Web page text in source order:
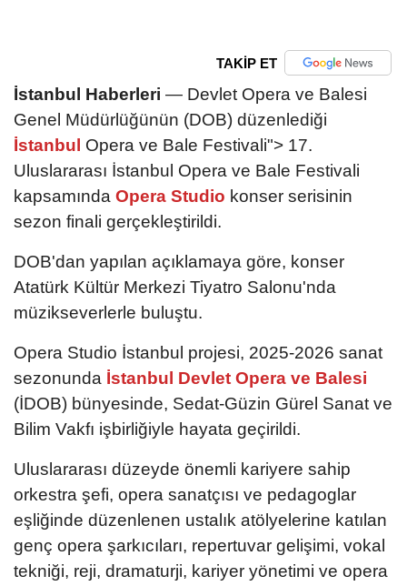
TAKİP ET
İstanbul Haberleri — Devlet Opera ve Balesi
Genel Müdürlüğünün (DOB) düzenlediği
İstanbul Opera ve Bale Festivali"> 17.
Uluslararası İstanbul Opera ve Bale Festivali
kapsamında Opera Studio konser serisinin
sezon finali gerçekleştirildi.
DOB'dan yapılan açıklamaya göre, konser
Atatürk Kültür Merkezi Tiyatro Salonu'nda
müzikseverlerle buluştu.
Opera Studio İstanbul projesi, 2025-2026 sanat
sezonunda İstanbul Devlet Opera ve Balesi
(İDOB) bünyesinde, Sedat-Güzin Gürel Sanat ve
Bilim Vakfı işbirliğiyle hayata geçirildi.
Uluslararası düzeyde önemli kariyere sahip
orkestra şefi, opera sanatçısı ve pedagoglar
eşliğinde düzenlenen ustalık atölyelerine katılan
genç opera şarkıcıları, repertuvar gelişimi, vokal
tekniği, reji, dramaturji, kariyer yönetimi ve opera